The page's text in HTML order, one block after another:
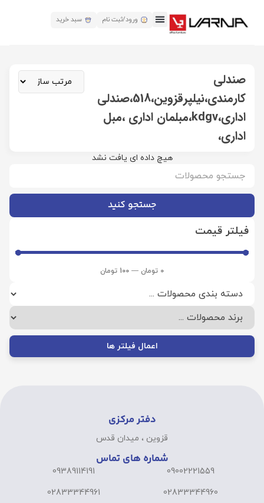
ورود/ثبت نام سبد خرید
جستجو کنید
فیلتر قیمت
0 تومان —
100 تومان
اعمال فیلتر ها
صندلی
کارمندی،نیلپرقزوین،518،صندلی
اداری،kdgv،مبلمان اداری ،مبل
اداری،
هیچ داده ای یافت نشد
دفتر مرکزی
قزوین ، میدان قدس
شماره های تماس
09002221559
02833344960
09389114191
02833344961